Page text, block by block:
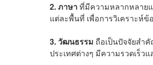
2. ภาษาที่มีความหลากหลาย
แต่ละพื้นที่ เพื่อการวิเคราะห์
3. วัฒนธรรม ถือเป็นปัจจัยสำ
ประเทศต่างๆ มีความรวดเร็